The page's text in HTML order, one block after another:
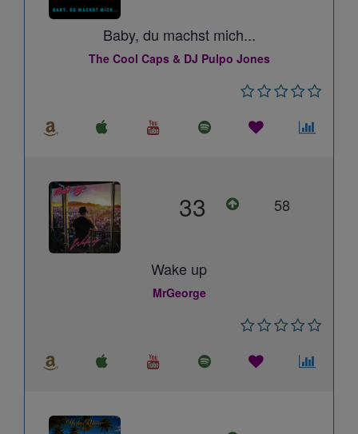
Baby, du machst mich...
The Cool Caps & DJ Pulpo Jones
33 58
Wake up
MrGeorge